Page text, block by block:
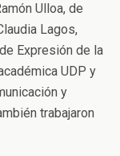
Ulloa, de
Lagos,
Expresión de la
UDP y
y
trabajaron